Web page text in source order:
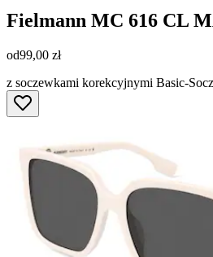
Fielmann MC 616 CL
od99,00 zł
z soczewkami korekcyjnymi Basic-